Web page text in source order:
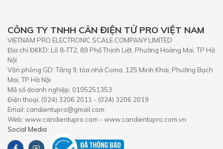
CÔNG TY TNHH CÂN ĐIỆN TỬ PRO VIỆT NAM
VIETNAM PRO ELECTRONIC SCALE COMPANY LIMITED
Địa chỉ ĐKKD: Lô 8-TT2, 89 Phố Thịnh Liệt, Phường Hoàng Mai, TP Hà
Nội
Văn phòng GD: Tầng 9, tòa nhà Coma, 125 Minh Khai, Phường Bạch
Mai, TP Hà Nội
Mã số doanh nghiệp: 0105251353
Điện thoại: (024) 3206 2011 - (024) 3206 2019
Email: candientupro@gmail.com
Web: www.candientupro.com - www.candientupro.com.vn
Social Media